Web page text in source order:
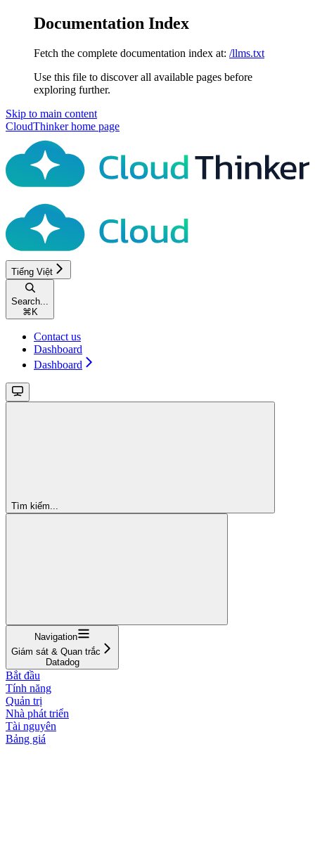
Documentation Index
Fetch the complete documentation index at: /llms.txt
Use this file to discover all available pages before
exploring further.
Skip to main content
CloudThinkerhome page
Tiếng Việt
Search...
⌘K
Contact us
Dashboard
Dashboard
Tìm kiếm...
Navigation
Giám sát & Quan trắc
Datadog
Bắt đầu
Tính năng
Quản trị
Nhà phát triển
Tài nguyên
Bảng giá